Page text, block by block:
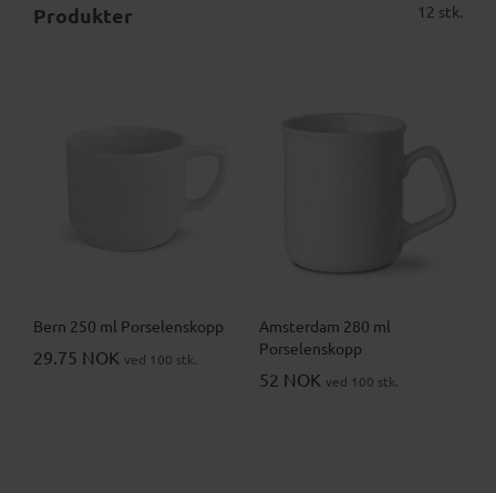
Produkter 12 stk.
Bern 250 ml Porselenskopp
29.75 NOK ved 100 stk.
Amsterdam 280 ml
Porselenskopp
52 NOK ved 100 stk.